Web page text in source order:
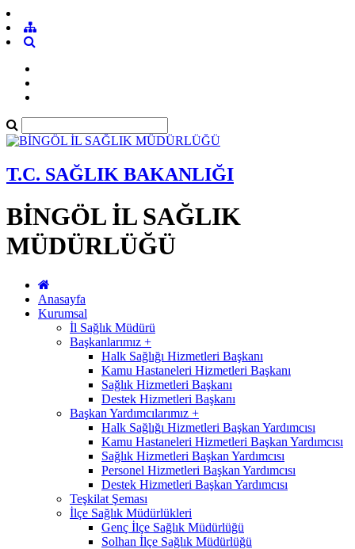
T.C. SAĞLIK BAKANLIĞI
BİNGÖL İL SAĞLIK
MÜDÜRLÜĞÜ
Anasayfa
Kurumsal
İl Sağlık Müdürü
Başkanlarımız +
Halk Sağlığı Hizmetleri Başkanı
Kamu Hastaneleri Hizmetleri Başkanı
Sağlık Hizmetleri Başkanı
Destek Hizmetleri Başkanı
Başkan Yardımcılarımız +
Halk Sağlığı Hizmetleri Başkan Yardımcısı
Kamu Hastaneleri Hizmetleri Başkan Yardımcısı
Sağlık Hizmetleri Başkan Yardımcısı
Personel Hizmetleri Başkan Yardımcısı
Destek Hizmetleri Başkan Yardımcısı
Teşkilat Şeması
İlçe Sağlık Müdürlükleri
Genç İlçe Sağlık Müdürlüğü
Solhan İlçe Sağlık Müdürlüğü